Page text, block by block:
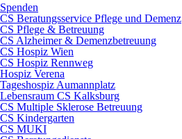
Spenden
CS Beratungsservice Pflege und Demenz
CS Pflege & Betreuung
CS Alzheimer & Demenzbetreuung
CS Hospiz Wien
CS Hospiz Rennweg
Hospiz Verena
Tageshospiz Aumannplatz
Lebensraum CS Kalksburg
CS Multiple Sklerose Betreuung
CS Kindergarten
CS MUKI